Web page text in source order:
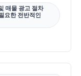
매물 광고 절차
요한 전반적인